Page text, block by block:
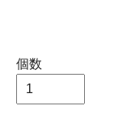
個数